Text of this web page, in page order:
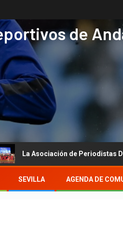
de
Asociación de Periodistas
SEVILLA AGENDA DE